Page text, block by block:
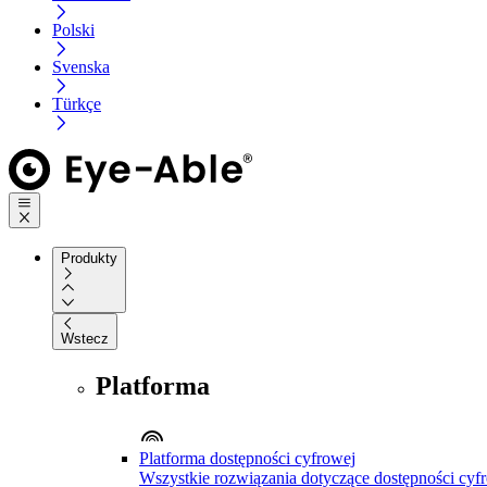
Polski
Svenska
Türkçe
Produkty
Wstecz
Platforma
Platforma dostępności cyfrowej
Wszystkie rozwiązania dotyczące dostępności